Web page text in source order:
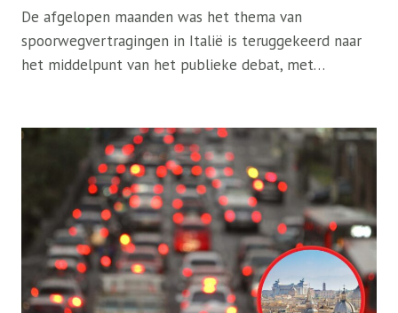
De afgelopen maanden was het thema van
spoorwegvertragingen in Italië is teruggekeerd naar
het middelpunt van het publieke debat, met…